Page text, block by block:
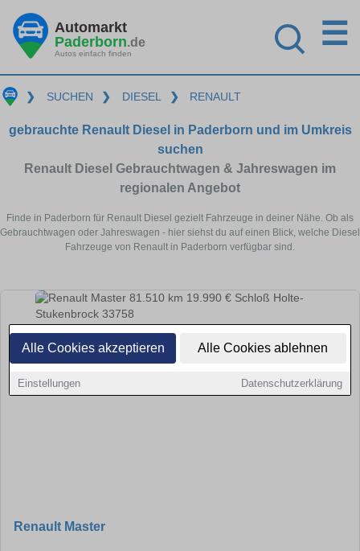
Alle Cookies akzeptieren Alle Cookies ablehnen
Einstellungen Datenschutzerklärung
Automarkt
Paderborn.de
Autos einfach finden
☰
❯ SUCHEN ❯ DIESEL ❯ RENAULT
gebrauchte Renault Diesel in Paderborn und im Umkreis
suchen
Renault Diesel Gebrauchtwagen & Jahreswagen im
regionalen Angebot
Finde in Paderborn für Renault Diesel gezielt Fahrzeuge in deiner Nähe. Ob als
Gebrauchtwagen oder Jahreswagen - hier siehst du auf einen Blick, welche Diesel
Fahrzeuge von Renault in Paderborn verfügbar sind.
Renault Master